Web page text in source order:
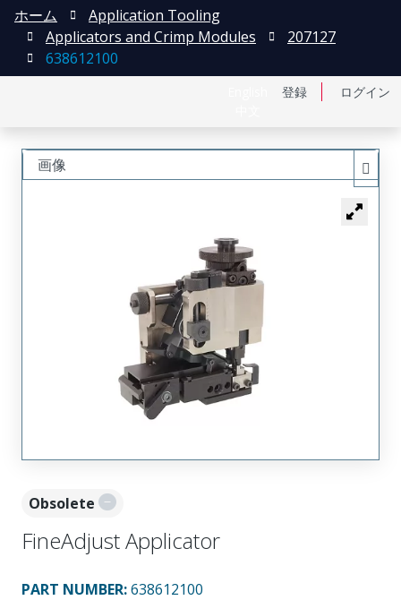
登録 ログイン
ホーム
Application Tooling
Applicators and Crimp Modules
207127
638612100
Obsolete
FineAdjust Applicator
PART NUMBER:638612100
画像